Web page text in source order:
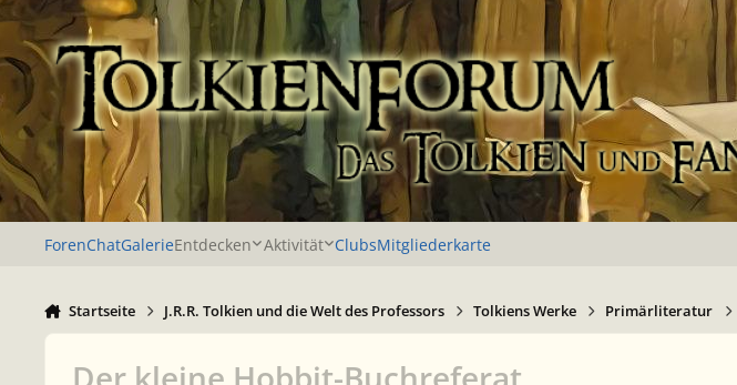
Zu Inhalt springen
ForenChatGalerieEntdecken Aktivität ClubsMitgliederkarte
Startseite J.R.R. Tolkien und die Welt des Professors Tolkiens Werke Primärliteratur